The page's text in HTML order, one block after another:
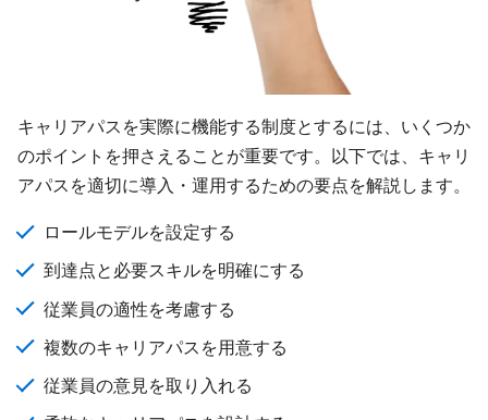
キャリアパスを実際に機能する制度とするには、いくつか
のポイントを押さえることが重要です。以下では、キャリ
アパスを適切に導入・運用するための要点を解説します。
ロールモデルを設定する
到達点と必要スキルを明確にする
従業員の適性を考慮する
複数のキャリアパスを用意する
従業員の意見を取り入れる